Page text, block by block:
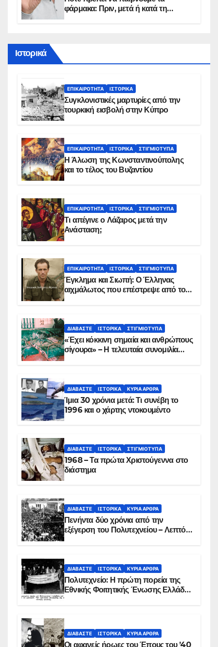
φάρμακα: Πριν, μετά ή κατά τη
Ιστορικά
ΕΠΙΚΑΙΡΌΤΗΤΑ ΙΣΤΟΡΙΚΆ
Συγκλονιστικές μαρτυρίες από την
τουρκική εισβολή στην Κύπρο
ΕΠΙΚΑΙΡΌΤΗΤΑ ΙΣΤΟΡΙΚΆ ΣΤΙΓΜΙΌΤΥΠΑ
Η Άλωση της Κωνσταντινούπολης
και το τέλος του Βυζαντίου
ΕΠΙΚΑΙΡΌΤΗΤΑ ΙΣΤΟΡΙΚΆ ΣΤΙΓΜΙΌΤΥΠΑ
Τι απέγινε ο Λάζαρος μετά την
Ανάσταση;
ΕΠΙΚΑΙΡΌΤΗΤΑ ΙΣΤΟΡΙΚΆ ΣΤΙΓΜΙΌΤΥΠΑ
Έγκλημα και Σιωπή: Ο Έλληνας
αιχμάλωτος που επέστρεψε από το
ΔΙΑΒΆΣΤΕ ΙΣΤΟΡΙΚΆ ΣΤΙΓΜΙΌΤΥΠΑ
«Έχει κόκκινη σημαία και ανθρώπους
σίγουρα» – Η τελευταία συνομιλία
ΔΙΑΒΆΣΤΕ ΙΣΤΟΡΙΚΆ ΚΥΡΙΑ ΑΡΘΡΑ
Ίμια 30 χρόνια μετά: Τι συνέβη το
1996 και ο χάρτης ντοκουμέντο
ΔΙΑΒΆΣΤΕ ΙΣΤΟΡΙΚΆ ΣΤΙΓΜΙΌΤΥΠΑ
1968 – Τα πρώτα Χριστούγεννα στο
διάστημα
ΔΙΑΒΆΣΤΕ ΙΣΤΟΡΙΚΆ ΚΥΡΙΑ ΑΡΘΡΑ
Πενήντα δύο χρόνια από την
εξέγερση του Πολυτεχνείου – Λεπτό
ΔΙΑΒΆΣΤΕ ΙΣΤΟΡΙΚΆ ΚΥΡΙΑ ΑΡΘΡΑ
Πολυτεχνείο: Η πρώτη πορεία της
Εθνικής Φοιτητικής Ένωσης Ελλάδος
ΔΙΑΒΆΣΤΕ ΙΣΤΟΡΙΚΆ ΚΥΡΙΑ ΑΡΘΡΑ
Οι αφανείς ήρωες του Έπους του ’40